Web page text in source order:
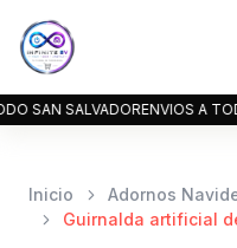
ENVIOS A TODO SAN
Inicio
Adornos
Guirnalda artificial